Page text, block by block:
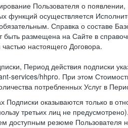
Пользователя о
функций осуществляется
Справка о составе
размещена на Сайте в
настоящего Договора.
Период действия подписки
services/hhpro. При этом
потребленных Услуг в
Подписки оказываются только в
третьих лиц не
доступным резюме Пользователя